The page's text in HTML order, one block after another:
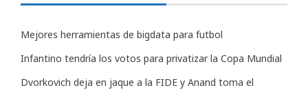
Mejores herramientas de bigdata para futbol
Infantino tendría los votos para privatizar la Copa Mundial
Dvorkovich deja en jaque a la FIDE y Anand toma el